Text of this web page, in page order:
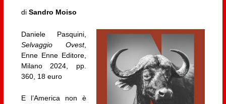
di Sandro Moiso
Daniele Pasquini,
Selvaggio Ovest,
Enne Enne Editore,
Milano 2024, pp.
360, 18 euro
E l’America non è